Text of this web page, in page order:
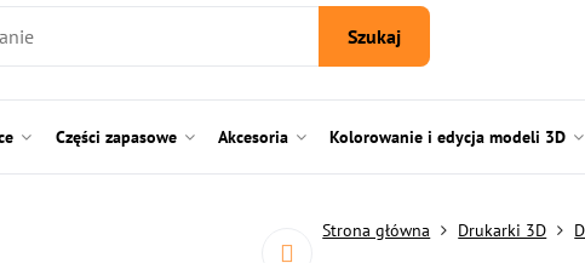
Szukaj
Części zapasowe Akcesoria Kolorowanie i edycja modeli 3D
Strona główna Drukarki 3D